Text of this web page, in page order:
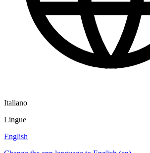
Italiano
Lingue
English